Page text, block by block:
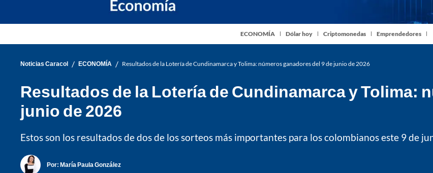
ECONOMÍA Dólar hoy Criptomonedas Emprendedores
Noticias Caracol / ECONOMÍA / Resultados de la Lotería de Cundinamarca y Tolima: números ganadores del 9 de junio de 2026
Resultados de la Lotería de Cundinamarca y Tolima:
junio de 2026
Estos son los resultados de dos de los sorteos más importantes para los colombianos este 9 de
Por: María Paula González